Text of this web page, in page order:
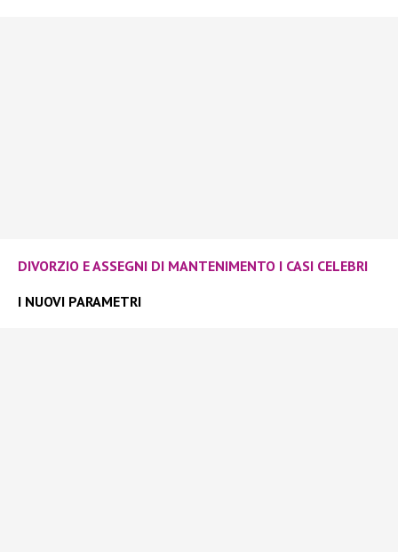
DIVORZIO E ASSEGNI DI MANTENIMENTO I CASI CELEBRI
I NUOVI PARAMETRI